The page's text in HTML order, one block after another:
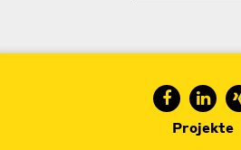
Projekte